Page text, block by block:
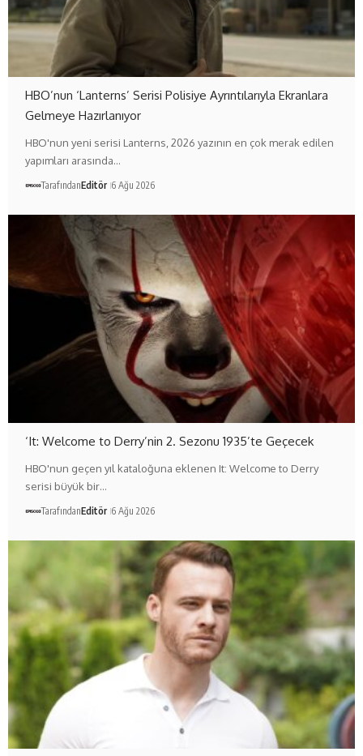
HBO’nun ‘Lanterns’ Serisi Polisiye Ayrıntılarıyla Ekranlara
Gelmeye Hazırlanıyor
HBO'nun yeni serisi Lanterns, 2026 yazının en çok merak edilen
yapımları arasında…
TarafındanEditör 6 Ağu 2026
‘It: Welcome to Derry’nin 2. Sezonu 1935’te Geçecek
HBO'nun geçen yıl kataloğuna eklenen It: Welcome to Derry
serisi büyük bir…
TarafındanEditör 6 Ağu 2026